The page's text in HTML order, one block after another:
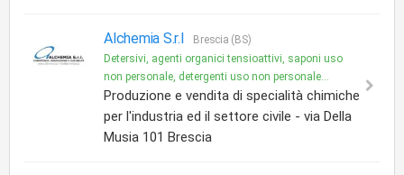
Alchemia S.r.l
Brescia (BS)
Detersivi, agenti organici tensioattivi, saponi uso
non personale, detergenti uso non personale...
Produzione e vendita di specialità chimiche
per l'industria ed il settore civile - via Della
Musia 101 Brescia